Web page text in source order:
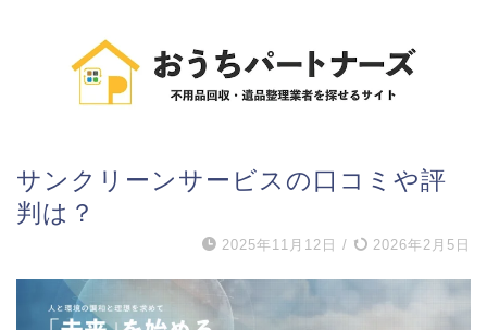
サンクリーンサービスの口コミや評
判は？
2025年11月12日 / 2026年2月5日